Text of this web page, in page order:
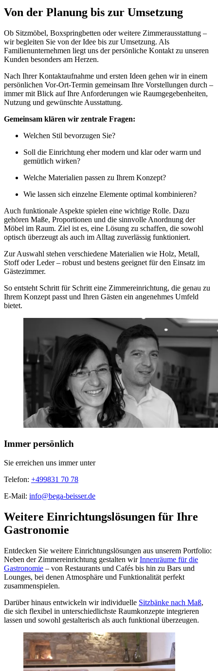
Von der Planung bis zur Umsetzung
Ob Sitzmöbel, Boxspringbetten oder weitere Zimmerausstattung –
wir begleiten Sie von der Idee bis zur Umsetzung. Als
Familienunternehmen liegt uns der persönliche Kontakt zu unseren
Kunden besonders am Herzen.
Nach Ihrer Kontaktaufnahme und ersten Ideen gehen wir in einem
persönlichen Vor-Ort-Termin gemeinsam Ihre Vorstellungen durch –
immer mit Blick auf Ihre Anforderungen wie Raumgegebenheiten,
Nutzung und gewünschte Ausstattung.
Gemeinsam klären wir zentrale Fragen:
Welchen Stil bevorzugen Sie?
Soll die Einrichtung eher modern und klar oder warm und
gemütlich wirken?
Welche Materialien passen zu Ihrem Konzept?
Wie lassen sich einzelne Elemente optimal kombinieren?
Auch funktionale Aspekte spielen eine wichtige Rolle. Dazu
gehören Maße, Proportionen und die sinnvolle Anordnung der
Möbel im Raum. Ziel ist es, eine Lösung zu schaffen, die sowohl
optisch überzeugt als auch im Alltag zuverlässig funktioniert.
Zur Auswahl stehen verschiedene Materialien wie Holz, Metall,
Stoff oder Leder – robust und bestens geeignet für den Einsatz im
Gästezimmer.
So entsteht Schritt für Schritt eine Zimmereinrichtung, die genau zu
Ihrem Konzept passt und Ihren Gästen ein angenehmes Umfeld
bietet.
Immer persönlich
Sie erreichen uns immer unter
Telefon: +499831 70 78
E-Mail: info@bega-beisser.de
Weitere Einrichtungslösungen für Ihre
Gastronomie
Entdecken Sie weitere Einrichtungslösungen aus unserem Portfolio:
Neben der Zimmereinrichtung gestalten wirInnenräume für die
Gastronomie – von Restaurants und Cafés bis hin zu Bars und
Lounges, bei denen Atmosphäre und Funktionalität perfekt
zusammenspielen.
Darüber hinaus entwickeln wir individuelle Sitzbänke nach Maß,
die sich flexibel in unterschiedlichste Raumkonzepte integrieren
lassen und sowohl gestalterisch als auch funktional überzeugen.